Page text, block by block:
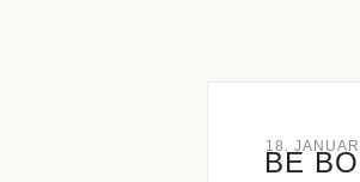
18.
BE